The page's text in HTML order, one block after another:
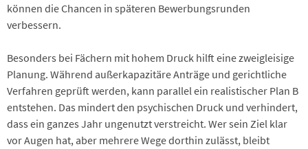
können die Chancen in späteren Bewerbungsrunden
verbessern.
Besonders bei Fächern mit hohem Druck hilft eine zweigleisige
Planung. Während außerkapazitäre Anträge und gerichtliche
Verfahren geprüft werden, kann parallel ein realistischer Plan B
entstehen. Das mindert den psychischen Druck und verhindert,
dass ein ganzes Jahr ungenutzt verstreicht. Wer sein Ziel klar
vor Augen hat, aber mehrere Wege dorthin zulässt, bleibt